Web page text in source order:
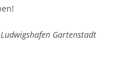
Gartenstadt